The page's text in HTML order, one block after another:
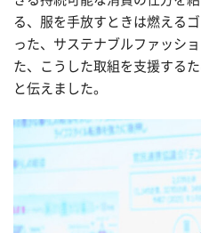
る、服を手放すときは燃える
った、サステナブルファッシ
た、こうした取組を支援する
と伝えました。